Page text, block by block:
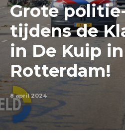
Grote
tijdens de
in De Kuip in
Rotterdam!
8 april 2024